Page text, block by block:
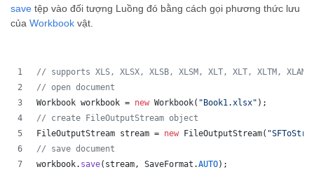
save tệp vào đối tượng Luồng đó bằng cách gọi phương thức lưu
của Workbook vật.
// supports XLS, XLSX, XLSB, XLSM, XLT, XLT, XLTM,
// open document
Workbook workbook = new Workbook( "Book1.xlsx" );
// create FileOutputStream object
FileOutputStream stream = new FileOutputStream(
// save document
workbook. save( stream, SaveFormat .AUTO);